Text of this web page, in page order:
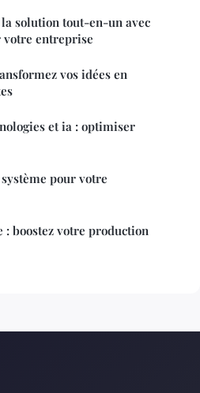
solution tout-en-un avec
votre entreprise
vos idées en
et ia : optimiser
pour votre
boostez votre production